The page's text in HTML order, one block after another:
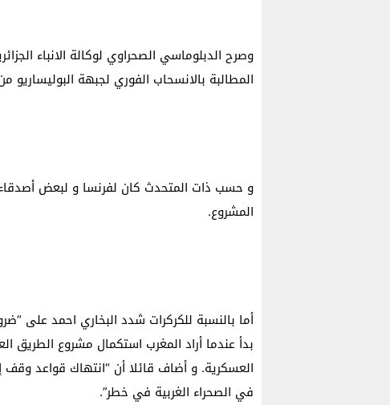
وصرح الدبلوماسي الصحراوي لوكالة الانباء
المطالبة بالانسحاب الفوري لجبهة
و حسب ذات المتحدث كان لفرنسا و لبعض أصدقاء
المشروع.
أما بالنسبة للكركرات شدد البخاري احمد على
بدأ عندما أراد المغرب استكمال مشروع الطريق
العسكرية. و أضاف قائلا أن “انتهاك قواعد وقف
في الصحراء الغربية في خطر”.